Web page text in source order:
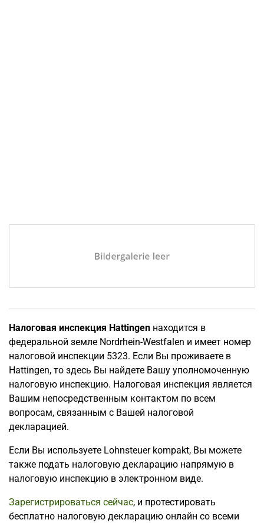
Налоговая инспекция Hattingen находится в
федеральной земле Nordrhein-Westfalen и имеет номер
налоговой инспекции 5323. Если Вы проживаете в
Hattingen, то здесь Вы найдете Вашу уполномоченную
налоговую инспекцию. Налоговая инспекция является
Вашим непосредственным контактом по всем
вопросам, связанным с Вашей налоговой
декларацией.
Если Вы используете Lohnsteuer kompakt, Вы можете
также подать налоговую декларацию напрямую в
налоговую инспекцию в электронном виде.
Зарегистрироваться сейчас, и протестировать
бесплатно налоговую декларацию онлайн со всеми